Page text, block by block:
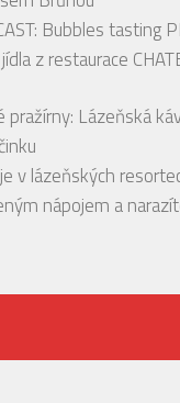
Degustace
jídla s hosty
Brůhou
Bubbles tasting
z restaurace
pražírny: Lázeňská
v lázeňských